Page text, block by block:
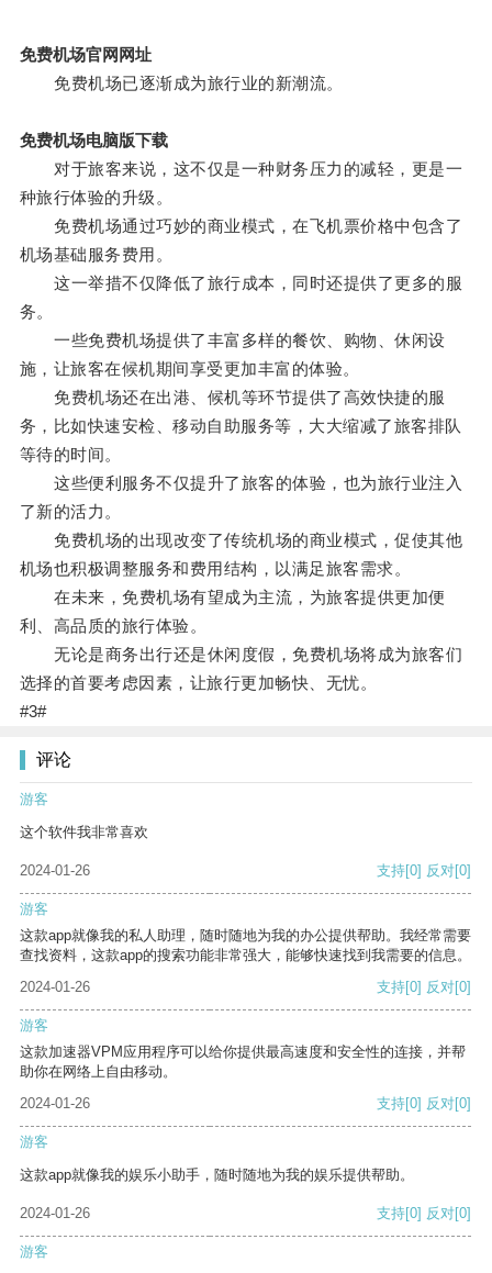
免费机场官网网址
免费机场已逐渐成为旅行业的新潮流。
免费机场电脑版下载
对于旅客来说，这不仅是一种财务压力的减轻，更是一
种旅行体验的升级。
免费机场通过巧妙的商业模式，在飞机票价格中包含了
机场基础服务费用。
这一举措不仅降低了旅行成本，同时还提供了更多的服
务。
一些免费机场提供了丰富多样的餐饮、购物、休闲设
施，让旅客在候机期间享受更加丰富的体验。
免费机场还在出港、候机等环节提供了高效快捷的服
务，比如快速安检、移动自助服务等，大大缩减了旅客排队
等待的时间。
这些便利服务不仅提升了旅客的体验，也为旅行业注入
了新的活力。
免费机场的出现改变了传统机场的商业模式，促使其他
机场也积极调整服务和费用结构，以满足旅客需求。
在未来，免费机场有望成为主流，为旅客提供更加便
利、高品质的旅行体验。
无论是商务出行还是休闲度假，免费机场将成为旅客们
选择的首要考虑因素，让旅行更加畅快、无忧。
#3#
评论
游客
这个软件我非常喜欢
2024-01-26 支持[0] 反对[0]
游客
这款app就像我的私人助理，随时随地为我的办公提供帮助。我经常需要
查找资料，这款app的搜索功能非常强大，能够快速找到我需要的信息。
2024-01-26
支持[0] 反对[0]
游客
这款加速器VPM应用程序可以给你提供最高速度和安全性的连接，并帮
助你在网络上自由移动。
2024-01-26
支持[0] 反对[0]
游客
这款app就像我的娱乐小助手，随时随地为我的娱乐提供帮助。
2024-01-26 支持[0] 反对[0]
游客